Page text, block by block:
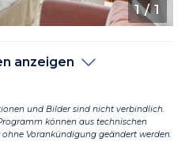
1/ 1
anzeigen
und Bilder sind nicht verbindlich.
können aus technischen
Vorankündigung geändert werden.